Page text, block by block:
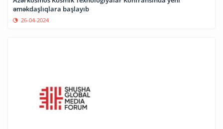
əməkdaşlıqlara başlayıb
26-04-2024